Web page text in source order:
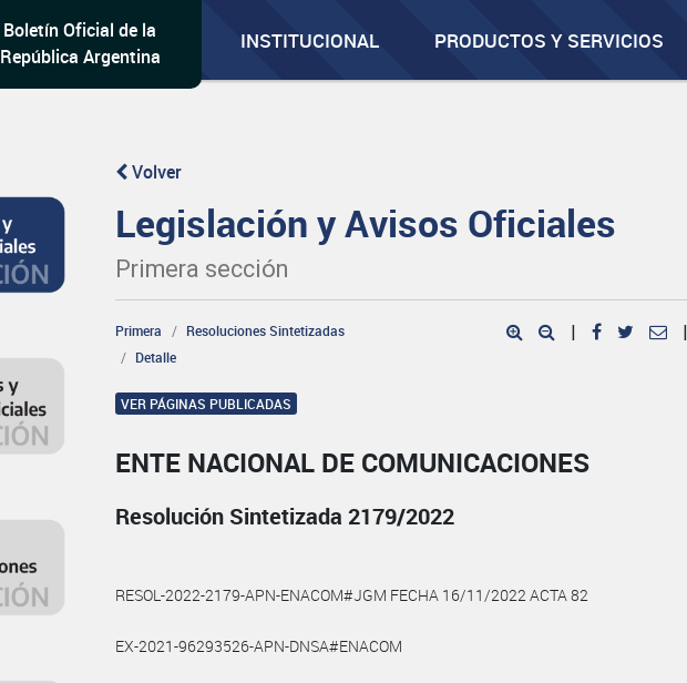
Boletín Oficial de la
República Argentina
INSTITUCIONAL PRODUCTOS Y SERVICIOS
Volver
Legislación y Avisos Oficiales
Primera sección
Primera
Resoluciones Sintetizadas
Detalle
| |
VER PÁGINAS PUBLICADAS
ENTE NACIONAL DE COMUNICACIONES
Resolución Sintetizada 2179/2022
RESOL-2022-2179-APN-ENACOM#JGM FECHA 16/11/2022 ACTA 82
EX-2021-96293526-APN-DNSA#ENACOM